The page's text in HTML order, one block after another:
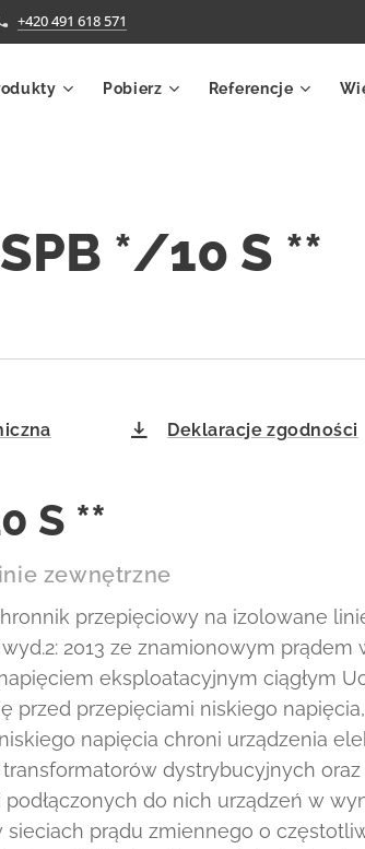
+420 491 618 571
Pobierz Referencje
SPB */10 S **
Deklaracje zgodności
S **
zewnętrzne
przepięciowy na izolowane
wyd.2: 2013 ze znamionowym
eksploatacyjnym ciągłym Uc
przed przepięciami niskiego
napięcia chroni urządzenia
dystrybucyjnych
do nich urządzeń w
sieciach prądu zmiennego o